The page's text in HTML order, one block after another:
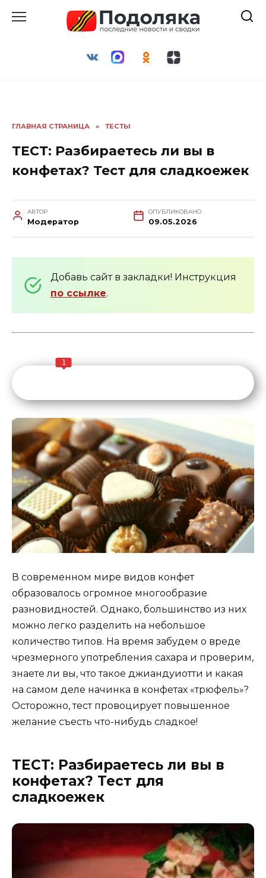
ГЛАВНАЯ СТРАНИЦА » ТЕСТЫ
ТЕСТ: Разбираетесь ли вы в
конфетах? Тест для сладкоежек
АВТОР
Модератор
ОПУБЛИКОВАНО
09.05.2026
Добавь сайт в закладки! Инструкция
по ссылке.
1
В современном мире видов конфет
образовалось огромное многообразие
разновидностей. Однако, большинство из них
можно легко разделить на небольшое
количество типов. На время забудем о вреде
чрезмерного употребления сахара и проверим,
знаете ли вы, что такое джиандуиотти и какая
на самом деле начинка в конфетах «трюфель»?
Осторожно, тест провоцирует повышенное
желание съесть что-нибудь сладкое!
ТЕСТ: Разбираетесь ли вы в
конфетах? Тест для
сладкоежек